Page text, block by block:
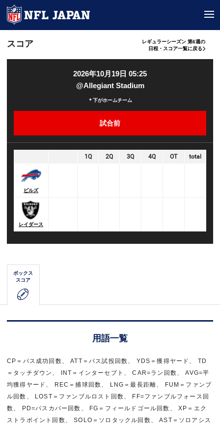
スコア
レギュラーシーズン 第6週の
日程・スコア一覧に戻る
2026年10月19日 05:25
@Allegiant Stadium
＊下がホームチーム
試合前
1Q 2Q 3Q 4Q OT total
ビルズ
レイダース
ボックス
スコア
用語一覧
CP＝パス成功回数、 ATT＝パス試投回数、 YDS＝獲得ヤード、 TD
＝タッチダウン、 INT＝インターセプト、 CAR=ラン回数、 AVG=平
均獲得ヤード、 REC＝捕球回数、 LNG＝最長距離、 FUM＝ファンブ
ル回数、 LOST＝ファンブルロスト回数、 FF=ファンブルフォース回
数、 PD=パスカバー回数、 FG＝フィールドゴール回数、 XP＝エク
ストラポイント回数、 SOLO＝ソロタックル回数、 AST＝ソロアシス